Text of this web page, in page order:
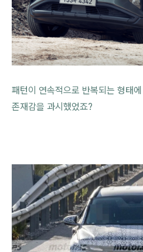
패턴이 연속적으로 반복되는 형태
존재감을 과시했었죠?